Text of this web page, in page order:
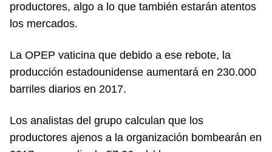
productores, algo a lo que también estarán atentos
los mercados.
La OPEP vaticina que debido a ese rebote, la
producción estadounidense aumentará en 230.000
barriles diarios en 2017.
Los analistas del grupo calculan que los
productores ajenos a la organización bombearán en